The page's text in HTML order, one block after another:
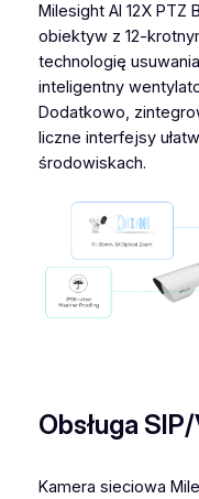
Milesight AI 12X PTZ
obiektyw z 12-
technologię
inteligentny
Dodatkowo,
liczne interfejsy
środowiskach.
Obsługa
Kamera sieciowa